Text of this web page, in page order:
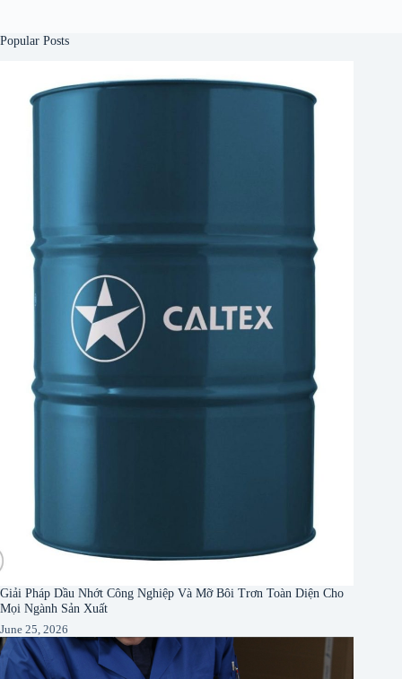
Popular Posts
Giải Pháp Dầu Nhớt Công Nghiệp Và Mỡ Bôi Trơn Toàn Diện Cho
Mọi Ngành Sản Xuất
June 25, 2026